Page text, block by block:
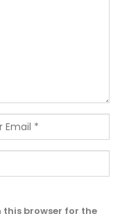
this browser for the